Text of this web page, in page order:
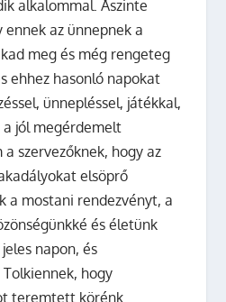
alkalommal. Åszinte
az ünnepnek a
meg és még rengeteg
ehhez hasonló napokat
ünnepléssel, játékkal,
jól megérdemelt
a szervezőknek, hogy az
elsöprő
a mostani rendezvényt, a
és életünk
napon, és
Tolkiennek, hogy
teremtett körénk.